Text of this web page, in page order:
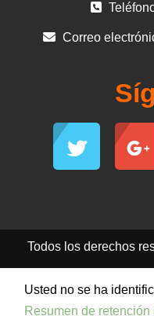
Correo
Todos los derechos
Usted no se ha
Resumen de retención